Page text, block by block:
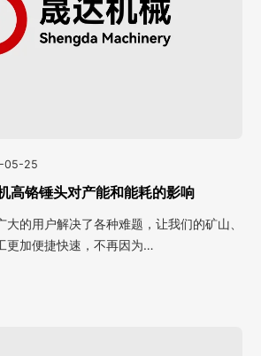
05-25
高铬锤头对产能和能耗的影响
的用户解决了各种难题，让我们的矿山、
更加便捷快速，不再因为…